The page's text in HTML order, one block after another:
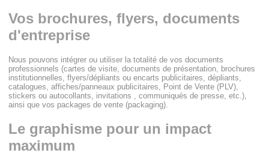
Vos brochures, flyers, documents
d'entreprise
Nous pouvons intégrer ou utiliser la totalité de vos documents
professionnels (cartes de visite, documents de présentation, brochures
institutionnelles, flyers/dépliants ou encarts publicitaires, dépliants,
catalogues, affiches/panneaux publicitaires, Point de Vente (PLV),
stickers ou autocollants, invitations , communiqués de presse, etc.),
ainsi que vos packages de vente (packaging).
Le graphisme pour un impact
maximum